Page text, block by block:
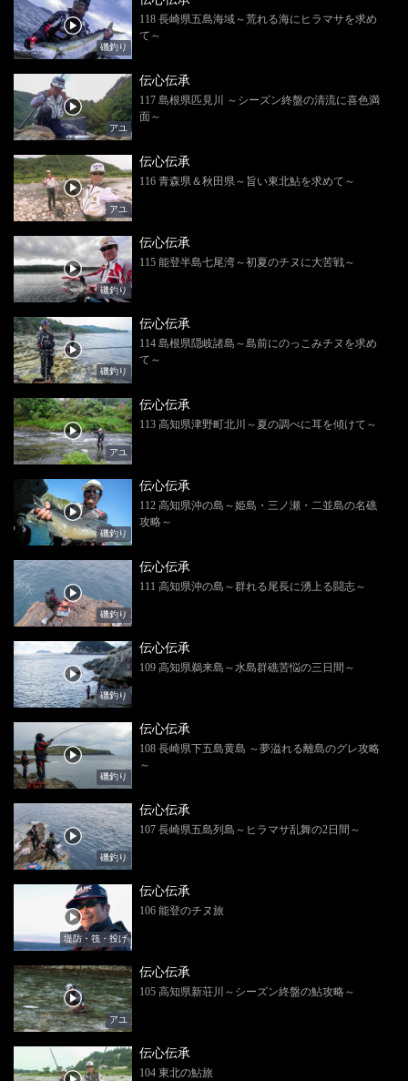
磯釣り
118 長崎県五島海域～荒れる海にヒラマサを求め
て～
アユ
伝心伝承
117 島根県匹見川 ～シーズン終盤の清流に喜色満
面～
アユ
伝心伝承
116 青森県＆秋田県～旨い東北鮎を求めて～
磯釣り
伝心伝承
115 能登半島七尾湾～初夏のチヌに大苦戦～
磯釣り
伝心伝承
114 島根県隠岐諸島～島前にのっこみチヌを求め
て～
アユ
伝心伝承
113 高知県津野町北川～夏の調べに耳を傾けて～
磯釣り
伝心伝承
112 高知県沖の島～姫島・三ノ瀬・二並島の名礁
攻略～
磯釣り
伝心伝承
111 高知県沖の島～群れる尾長に湧上る闘志～
磯釣り
伝心伝承
109 高知県鵜来島～水島群礁苦悩の三日間～
磯釣り
伝心伝承
108 長崎県下五島黄島 ～夢溢れる離島のグレ攻略
～
磯釣り
伝心伝承
107 長崎県五島列島～ヒラマサ乱舞の2日間～
堤防・筏・投げ
伝心伝承
106 能登のチヌ旅
アユ
伝心伝承
105 高知県新荘川～シーズン終盤の鮎攻略～
伝心伝承
104 東北の鮎旅